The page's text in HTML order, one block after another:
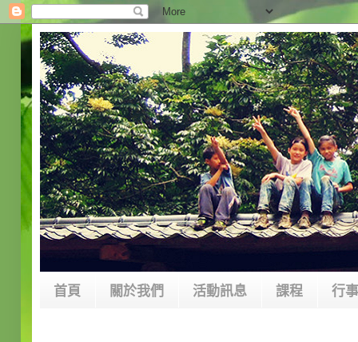
首頁 關於我們 活動訊息 課程 行